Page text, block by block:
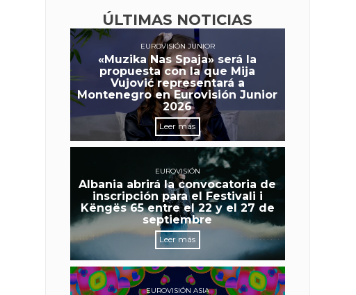
ÚLTIMAS NOTICIAS
EUROVISIÓN JUNIOR
«Muzika Nas Spaja» será la
propuesta con la que Mija
Vujović representará a
Montenegro en Eurovisión Junior
2026
Leer más
EUROVISIÓN
Albania abrirá la convocatoria de
inscripción para el Festivali i
Këngës 65 entre el 22 y el 27 de
septiembre
Leer más
EUROVISIÓN ASIA